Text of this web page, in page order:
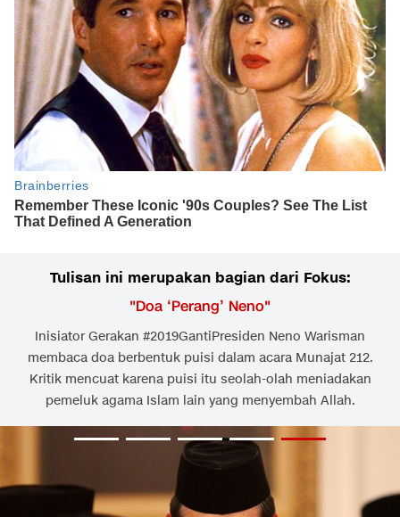
Tulisan ini merupakan bagian dari Fokus:
"Doa ‘Perang’ Neno"
Inisiator Gerakan #2019GantiPresiden Neno Warisman
membaca doa berbentuk puisi dalam acara Munajat 212.
Kritik mencuat karena puisi itu seolah-olah meniadakan
pemeluk agama Islam lain yang menyembah Allah.